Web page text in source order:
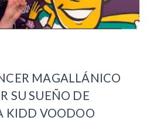
MAGALLÁNICO
SU SUEÑO DE
KIDD VOODOO